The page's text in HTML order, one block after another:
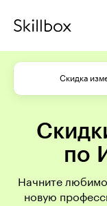
Скидка
по
Начните
новую